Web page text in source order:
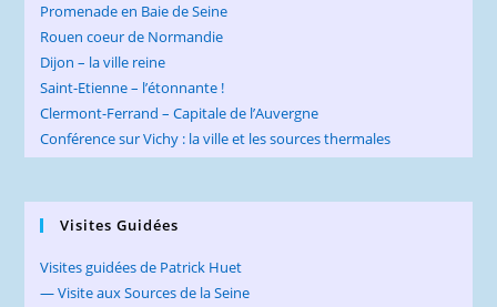
Promenade en Baie de Seine
Rouen coeur de Normandie
Dijon – la ville reine
Saint-Etienne – l’étonnante !
Clermont-Ferrand – Capitale de l’Auvergne
Conférence sur Vichy : la ville et les sources thermales
Visites Guidées
Visites guidées de Patrick Huet
— Visite aux Sources de la Seine